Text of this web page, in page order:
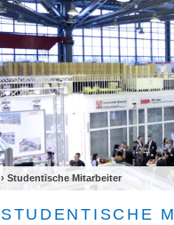
› Studentische Mitarbeiter
STUDENTISCHE